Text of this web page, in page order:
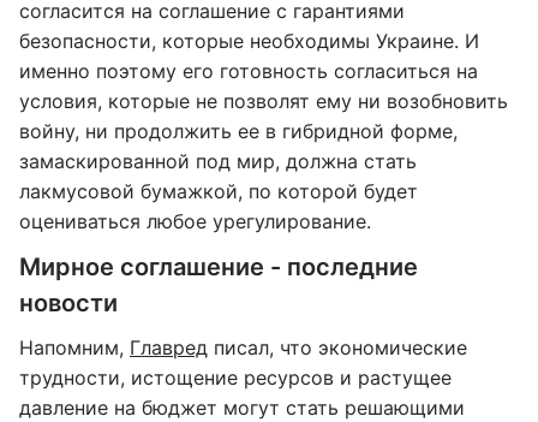
согласится на соглашение с гарантиями
безопасности, которые необходимы Украине. И
именно поэтому его готовность согласиться на
условия, которые не позволят ему ни возобновить
войну, ни продолжить ее в гибридной форме,
замаскированной под мир, должна стать
лакмусовой бумажкой, по которой будет
оцениваться любое урегулирование.
Мирное соглашение - последние
новости
Напомним, Главред писал, что экономические
трудности, истощение ресурсов и растущее
давление на бюджет могут стать решающими